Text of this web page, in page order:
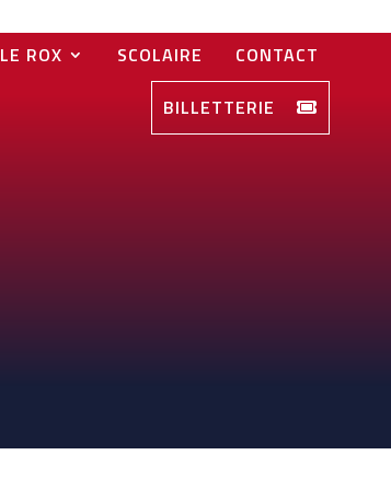
LE ROX SCOLAIRE
CONTACT
BILLETTERIE